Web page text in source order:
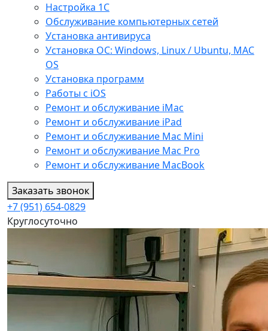
Настройка 1С
Обслуживание компьютерных сетей
Установка антивируса
Установка ОС: Windows, Linux / Ubuntu, МАС
OS
Установка программ
Работы с iOS
Ремонт и обслуживание iMac
Ремонт и обслуживание iPad
Ремонт и обслуживание Mac Mini
Ремонт и обслуживание Mac Pro
Ремонт и обслуживание MacBook
Заказать звонок
+7 (951) 654-0829
Круглосуточно